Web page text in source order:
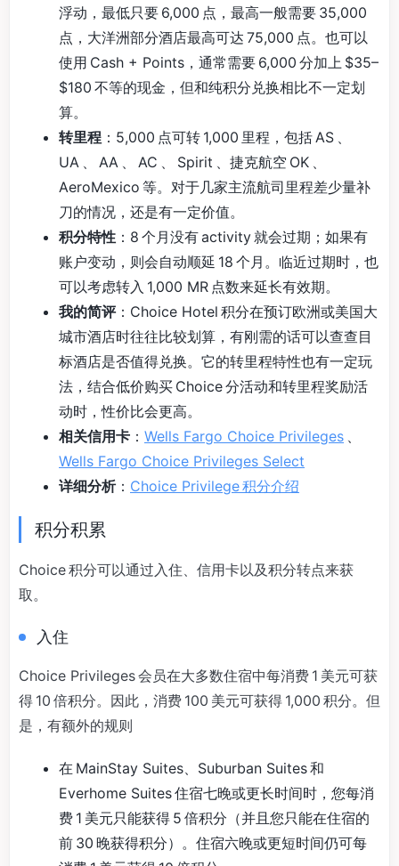
浮动，最低只要 6,000 点，最高一般需要 35,000
点，大洋洲部分酒店最高可达 75,000 点。也可以
使用 Cash + Points，通常需要 6,000 分加上 $35–
$180 不等的现金，但和纯积分兑换相比不一定划
算。
转里程 ：5,000 点可转 1,000 里程，包括 AS 、
UA 、 AA 、 AC 、 Spirit 、捷克航空 OK 、
AeroMexico 等。对于几家主流航司里程差少量补
刀的情况，还是有一定价值。
积分特性 ：8 个月没有 activity 就会过期；如果有
账户变动，则会自动顺延 18 个月。临近过期时，也
可以考虑转入 1,000 MR 点数来延长有效期。
我的简评：Choice Hotel 积分在预订欧洲或美国大
城市酒店时往往比较划算，有刚需的话可以查查目
标酒店是否值得兑换。它的转里程特性也有一定玩
法，结合低价购买 Choice 分活动和转里程奖励活
动时，性价比会更高。
相关信用卡 ： Wells Fargo Choice Privileges 、
Wells Fargo Choice Privileges Select
详细分析： Choice Privilege 积分介绍
积分积累
Choice 积分可以通过入住、信用卡以及积分转点来获
取。
入住
Choice Privileges 会员在大多数住宿中每消费 1 美元可获
得 10 倍积分。因此，消费 100 美元可获得 1,000 积分。但
是，有额外的规则
在 MainStay Suites、Suburban Suites 和
Everhome Suites 住宿七晚或更长时间时，您每消
费 1 美元只能获得 5 倍积分（并且您只能在住宿的
前 30 晚获得积分）。住宿六晚或更短时间仍可每